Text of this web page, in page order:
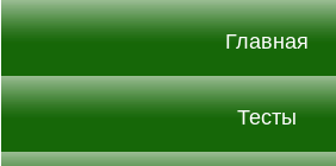
Главная
Тесты